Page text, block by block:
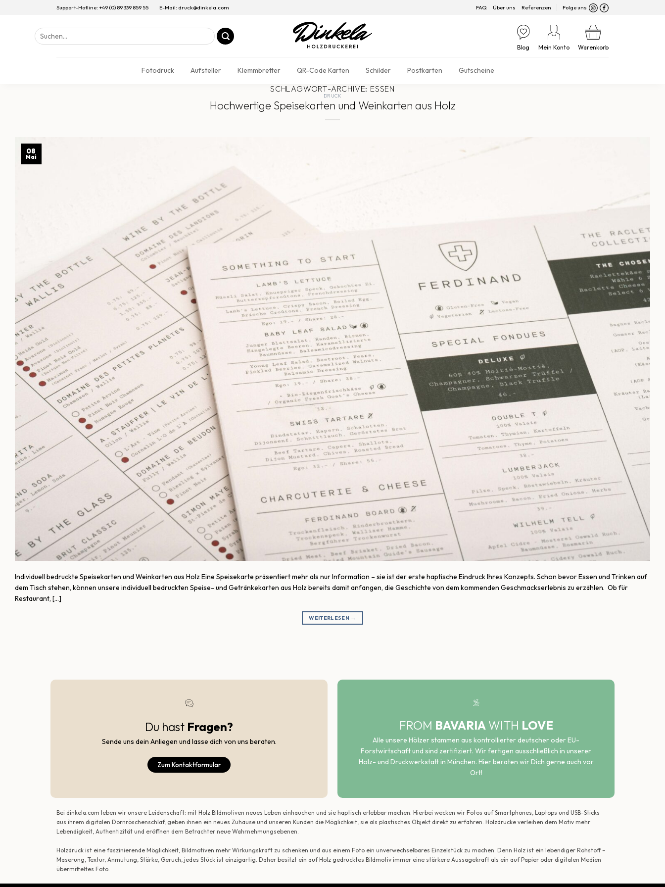
Support-Hotline: +49 (0) 89 339 859 55 E-Mail: druck@dinkela.com FAQ Über uns Referenzen Folge uns
Suchen
nach:
Blog Mein Konto Warenkorb
Fotodruck Aufsteller Klemmbretter QR-Code Karten Schilder Postkarten Gutscheine
SCHLAGWORT-ARCHIVE: ESSEN
DRUCK
Hochwertige Speisekarten und Weinkarten aus Holz
08
Mai
Individuell bedruckte Speisekarten und Weinkarten aus Holz Eine Speisekarte präsentiert mehr als nur Information – sie ist der erste haptische Eindruck Ihres Konzepts. Schon bevor Essen und Trinken auf
dem Tisch stehen, können unsere individuell bedruckten Speise- und Getränkekarten aus Holz bereits damit anfangen, die Geschichte von dem kommenden Geschmackserlebnis zu erzählen. Ob für
Restaurant, […]
WEITERLESEN →
Du hast Fragen?
Sende uns dein Anliegen und lasse dich von uns beraten.
Zum Kontaktformular
FROM BAVARIA WITH LOVE
Alle unsere Hölzer stammen aus kontrollierter deutscher oder EU-
Forstwirtschaft und sind zertifiziert. Wir fertigen ausschließlich in unserer
Holz- und Druckwerkstatt in München. Hier beraten wir Dich gerne auch vor
Ort!
Bei dinkela.com leben wir unsere Leidenschaft: mit Holz Bildmotiven neues Leben einhauchen und sie haptisch erlebbar machen. Hierbei wecken wir Fotos auf Smartphones, Laptops und USB-Sticks
aus ihrem digitalen Dornröschenschlaf, geben ihnen ein neues Zuhause und unseren Kunden die Möglichkeit, sie als plastisches Objekt direkt zu erfahren. Holzdrucke verleihen dem Motiv mehr
Lebendigkeit, Authentizität und eröffnen dem Betrachter neue Wahrnehmungsebenen.
Holzdruck ist eine faszinierende Möglichkeit, Bildmotiven mehr Wirkungskraft zu schenken und aus einem Foto ein unverwechselbares Einzelstück zu machen. Denn Holz ist ein lebendiger Rohstoff –
Maserung, Textur, Anmutung, Stärke, Geruch, jedes Stück ist einzigartig. Daher besitzt ein auf Holz gedrucktes Bildmotiv immer eine stärkere Aussagekraft als ein auf Papier oder digitalen Medien
übermitteltes Foto.